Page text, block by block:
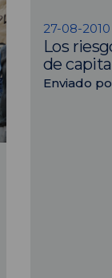
27-08-2010
Los
de
Enviado